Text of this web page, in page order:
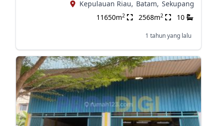
Kepulauan Riau, Batam, Sekupang
11650m2 2568m2 10
1 tahun yang lalu